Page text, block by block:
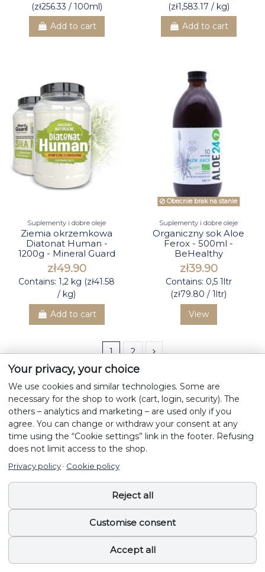
(zł256.33 / 100ml)
Add to cart
(zł1,583.17 / kg)
Add to cart
Suplementy i dobre oleje
Ziemia okrzemkowa
Diatonat Human -
1200g - Mineral Guard
zł49.90
Contains: 1,2 kg (zł41.58
/ kg)
Add to cart
Obecnie brak na stanie
Suplementy i dobre oleje
Organiczny sok Aloe
Ferox - 500ml -
BeHealthy
zł39.90
Contains: 0,5 1ltr
(zł79.80 / 1ltr)
View
1 2
Produkty NaturaSanat
Strona głowna
Zestawy
Zioła i usługi zielarskie
Suplementy i dobre oleje
Na skórne problemy
Do inhalacji
Smaczki i dodatki paszowe
Cookie settings
Your privacy, your choice
We use cookies and similar technologies. Some are
necessary for the shop to work (cart, login, security). The
others – analytics and marketing – are used only if you
agree. You can change or withdraw your consent at any
time using the “Cookie settings” link in the footer. Refusing
does not limit access to the shop.
Privacy policy · Cookie policy
Reject all
Customise consent
Accept all